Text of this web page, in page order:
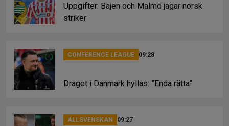
Uppgifter: Bajen och Malmö jagar norsk
striker
CONFERENCE LEAGUE 09:28
Draget i Danmark hyllas: ”Enda rätta”
ALLSVENSKAN 09:27